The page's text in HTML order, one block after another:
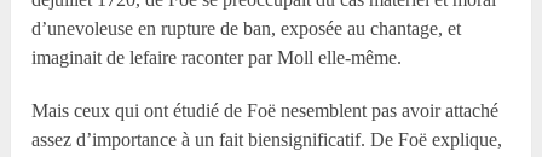
d’unevoleuse en rupture de ban, exposée au chantage, et
imaginait de lefaire raconter par Moll elle-même.
Mais ceux qui ont étudié de Foë nesemblent pas avoir attaché
assez d’importance à un fait biensignificatif. De Foë explique,